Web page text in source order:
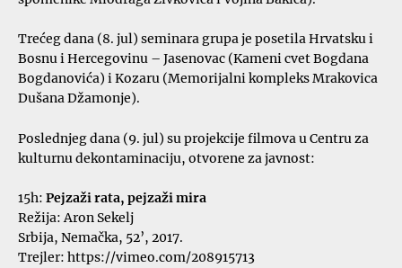
Trećeg dana (8. jul) seminara grupa je posetila Hrvatsku i
Bosnu i Hercegovinu – Jasenovac (Kameni cvet Bogdana
Bogdanovića) i Kozaru (Memorijalni kompleks Mrakovica
Dušana Džamonje).
Poslednjeg dana (9. jul) su projekcije filmova u Centru za
kulturnu dekontaminaciju, otvorene za javnost:
15h: Pejzaži rata, pejzaži mira
Režija: Aron Sekelj
Srbija, Nemačka, 52’, 2017.
Trejler: https://vimeo.com/208915713